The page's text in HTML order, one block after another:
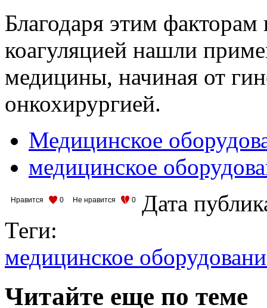
Благодаря этим
коагуляцией нашли
медицины, начиная от
онкохирургией.
Медицинское
медицинское
Нравится 0 Не нравится 0
Дата
Теги:
медицинское
Читайте еще по теме